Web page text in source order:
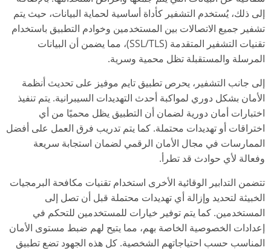
إلى ذلك، يُستخدم التشفير كأداة أساسية لحماية البيانات، حيث يتم
تشفير جميع الاتصالات بين المستخدمين وخوادم التطبيق باستخدام
تقنيات التشفير المتقدمة (SSL/TLS)، مما يضمن أن البيانات
المرسلة والمستقبلة تظل محمية وسرية.
إلى جانب التشفير، يحرص تطبيق تايم موفيز على تحديث أنظمة
الأمان بشكل دوري لمواكبة أحدث التهديدات السيبرانية. يتم تنفيذ
اختبارات أمان دورية لضمان أن التطبيق يظل محميًا من أي
اختراقات أو تهديدات محتملة. كما يتم تدريب فرق العمل على أفضل
الممارسات في مجال الأمان الرقمي لضمان استجابة سريعة
وفعالة لأي حوادث قد تطرأ.
تتضمن التدابير الوقائية الأخرى استخدام تقنيات مكافحة البرمجيات
الخبيثة لتحديد وإزالة أي تهديدات محتملة قبل أن تصل إلى
المستخدمين. كما يتم توفير خيارات للمستخدمين للتحكم في
إعدادات الخصوصية الخاصة بهم، مما يتيح لهم ضبط مستوى الأمان
المناسب حسب احتياجاتهم الشخصية. كل هذه الجهود تضع تطبيق